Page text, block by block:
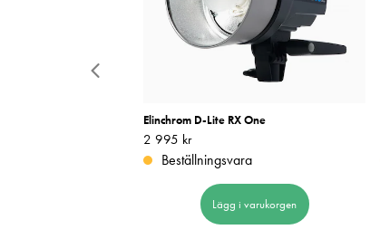
Elinchrom D-Lite RX One
Pris:2 995 kr
2 995 kr
Beställningsvara
Lägg i varukorgen